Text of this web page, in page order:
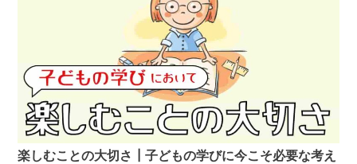
楽しむことの大切さ┃子どもの学びに今こそ必要な考え